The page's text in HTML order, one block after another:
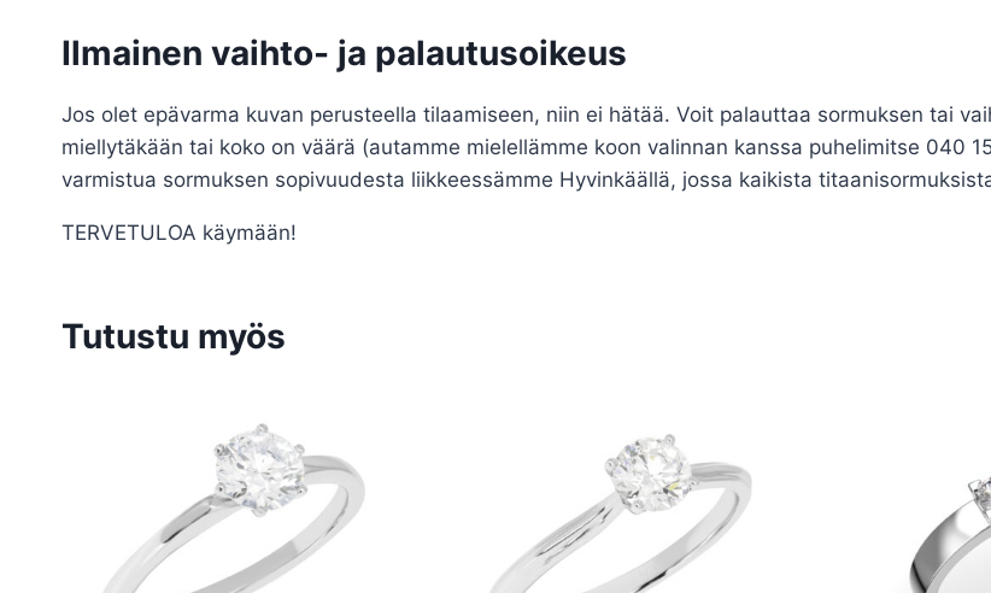
Ilmainen vaihto- ja palautusoikeus
Jos olet epävarma kuvan perusteella tilaamiseen, niin ei hätää. Voit palauttaa sormuksen tai
miellytäkään tai koko on väärä (autamme mielellämme koon valinnan kanssa puhelimitse 040
varmistua sormuksen sopivuudesta liikkeessämme Hyvinkäällä, jossa kaikista
TERVETULOA käymään!
Tutustu myös